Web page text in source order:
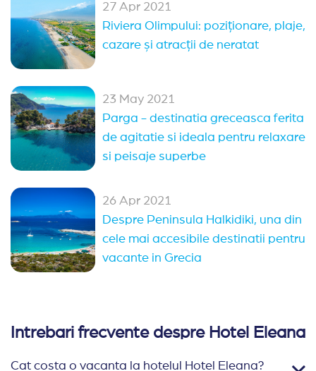
27 Apr 2021
Riviera Olimpului: poziționare, plaje,
cazare și atracții de neratat
23 May 2021
Parga - destinatia greceasca ferita
de agitatie si ideala pentru relaxare
si peisaje superbe
26 Apr 2021
Despre Peninsula Halkidiki, una din
cele mai accesibile destinatii pentru
vacante in Grecia
Intrebari frecvente despre Hotel Eleana
Cat costa o vacanta la hotelul Hotel Eleana?